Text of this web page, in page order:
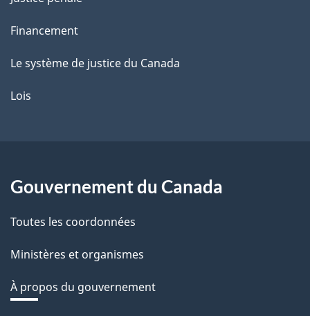
Financement
Le système de justice du Canada
Lois
Gouvernement du Canada
Toutes les coordonnées
Ministères et organismes
À propos du gouvernement